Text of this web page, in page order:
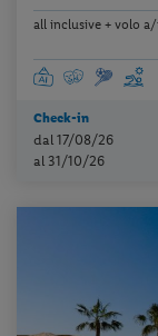
all inclusive + volo
Check-in
dal 17/08/26
al 31/10/26